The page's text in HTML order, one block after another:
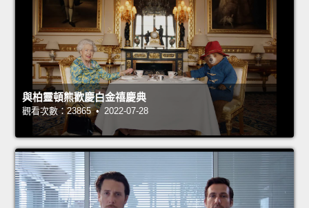
與柏靈頓熊歡慶白金禧慶典
觀看次數：23865 • 2022-07-28